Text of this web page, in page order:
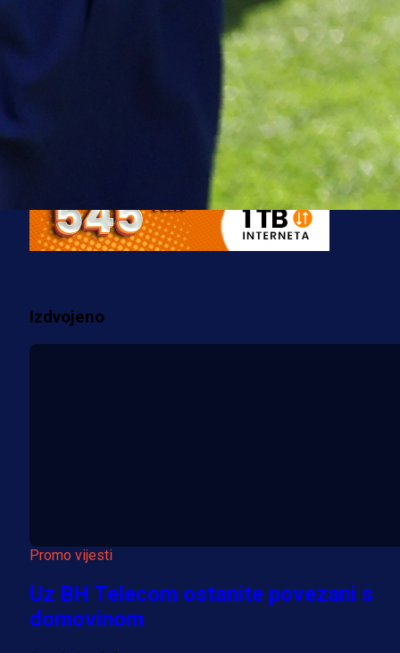
Zmajevi dobili veliko pojačanje:
Fudbaler Olympiacosa želi obući
Misimović priveden: SIPA ga tereti
za pranje novca, pretresaju
prostorije FK Borac!
Više vijesti
Izdvojeno
Promo vijesti
Uz BH Telecom ostanite povezani s
domovinom